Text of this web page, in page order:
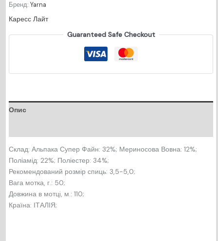
світло
-
сірий
Бренд: Yarna
Каресс Лайт
Guaranteed Safe Checkout
Опис
Склад: Альпака Супер Файн: 32%; Мериносова Вовна: 12%;
Поліамід: 22%; Поліестер: 34%;
Рекомендований розмір спиць: 3,5-5,0;
Вага мотка, г.: 50;
Довжина в мотцi, м.: 110;
Країна: ІТАЛІЯ;